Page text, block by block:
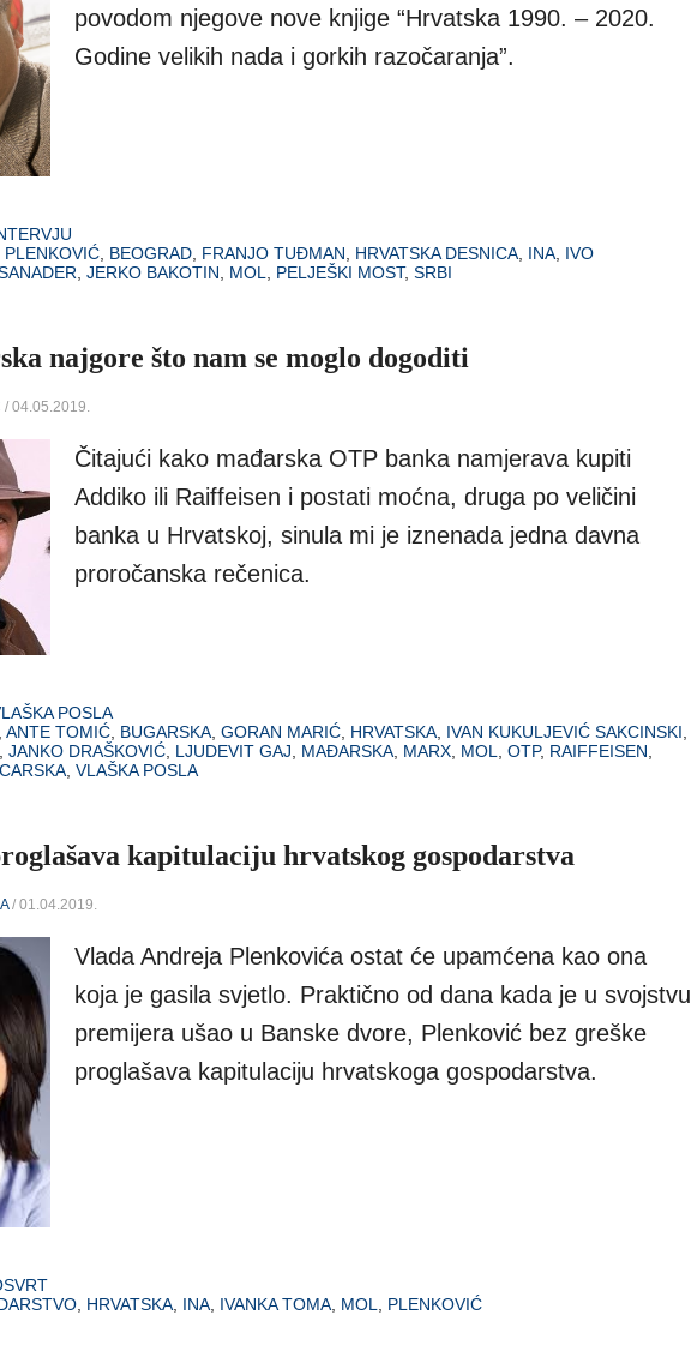
povodom njegove nove knjige “Hrvatska 1990. – 2020.
Godine velikih nada i gorkih razočaranja”.
PLENKOVIĆ, BEOGRAD, FRANJO TUĐMAN, HRVATSKA DESNICA, INA, IVO
, JERKO BAKOTIN, MOL, PELJEŠKI MOST, SRBI
najgore što nam se moglo dogoditi
/ 04.05.2019.
Čitajući kako mađarska OTP banka namjerava kupiti
Addiko ili Raiffeisen i postati moćna, druga po veličini
banka u Hrvatskoj, sinula mi je iznenada jedna davna
proročanska rečenica.
POSLA
, ANTE TOMIĆ, BUGARSKA, GORAN MARIĆ, HRVATSKA, IVAN KUKULJEVIĆ SAKCINSKI,
, JANKO DRAŠKOVIĆ, LJUDEVIT GAJ, MAĐARSKA, MARX, MOL, OTP, RAIFFEISEN,
, VLAŠKA POSLA
kapitulaciju hrvatskog gospodarstva
/ 01.04.2019.
Vlada Andreja Plenkovića ostat će upamćena kao ona
koja je gasila svjetlo. Praktično od dana kada je u svojstvu
premijera ušao u Banske dvore, Plenković bez greške
proglašava kapitulaciju hrvatskoga gospodarstva.
HRVATSKA INA IVANKA TOMA MOL PLENKOVIĆ